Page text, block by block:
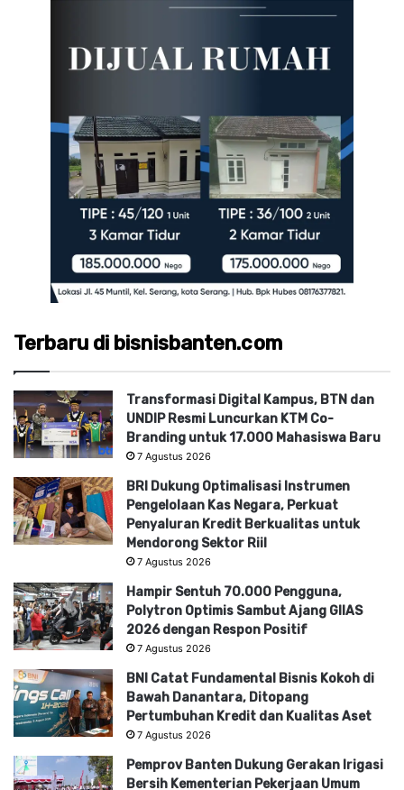
Terbaru di bisnisbanten.com
Transformasi Digital Kampus, BTN dan
UNDIP Resmi Luncurkan KTM Co-
Branding untuk 17.000 Mahasiswa Baru
7 Agustus 2026
BRI Dukung Optimalisasi Instrumen
Pengelolaan Kas Negara, Perkuat
Penyaluran Kredit Berkualitas untuk
Mendorong Sektor Riil
7 Agustus 2026
Hampir Sentuh 70.000 Pengguna,
Polytron Optimis Sambut Ajang GIIAS
2026 dengan Respon Positif
7 Agustus 2026
BNI Catat Fundamental Bisnis Kokoh di
Bawah Danantara, Ditopang
Pertumbuhan Kredit dan Kualitas Aset
7 Agustus 2026
Pemprov Banten Dukung Gerakan Irigasi
Bersih Kementerian Pekerjaan Umum